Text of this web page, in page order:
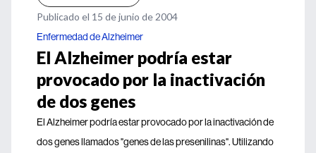
Publicado el 15 de junio de 2004
Enfermedad de Alzheimer
El Alzheimer podría estar
provocado por la inactivación
de dos genes
El Alzheimer podría estar provocado por la inactivación de
dos genes llamados "genes de las presenilinas". Utilizando